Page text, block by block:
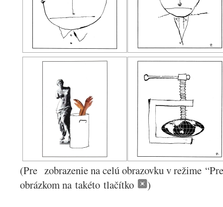
(Pre zobrazenie na celú obrazovku v režime
obrázkom na takéto tlačítko
)